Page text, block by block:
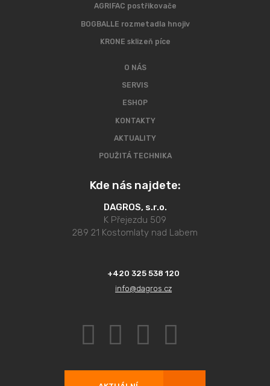
AGRIFAC postřikovače
BOGBALLE rozmetadla hnojiv
KRONE sklizeň píce
O NÁS
SERVIS
ESHOP
KONTAKTY
AKTUALITY
POUŽITÁ TECHNIKA
Kde nás najdete:
DAGROS, s.r.o.
K Přejezdu 509
289 21 Kostomlaty nad Labem
+420 325 538 120
info@dagros.cz